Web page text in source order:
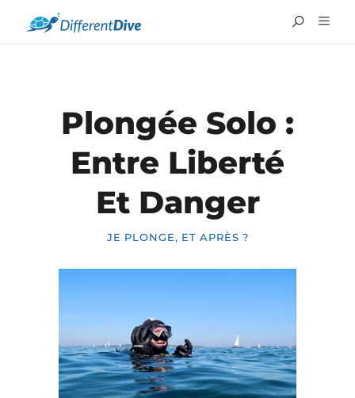
ENGLISH
Plongée Solo :
Entre Liberté
Et Danger
JE PLONGE, ET APRÈS ?